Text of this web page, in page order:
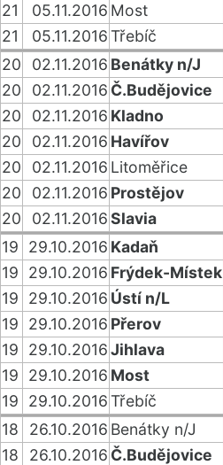
21
05.11.2016 Most
21
05.11.2016Třebíč
20
02.11.2016 Benátky n/J
20
02.11.2016 Č.Budějovice
20
02.11.2016 Kladno
20
02.11.2016 Havířov
20
02.11.2016 Litoměřice
20
02.11.2016 Prostějov
20
02.11.2016Slavia
19
29.10.2016 Kadaň
19
29.10.2016 Frýdek-Místek
19
29.10.2016 Ústí n/L
19
29.10.2016 Přerov
19
29.10.2016Jihlava
19
29.10.2016 Most
19
29.10.2016Třebíč
18
26.10.2016 Benátky n/J
18
26.10.2016 Č.Budějovice